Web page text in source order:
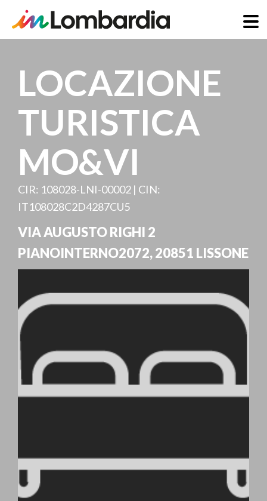
contenuto
principale
LOCAZIONE
TURISTICA
MO&VI
CIR: 108028-LNI-00002 | CIN:
IT108028C2D4287CU5
VIA AUGUSTO RIGHI 2
PIANOINTERNO2072,20851 LISSONE